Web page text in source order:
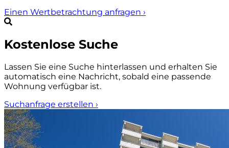
Einen Wertbetrachtung anfragen ›
Kostenlose Suche
Lassen Sie eine Suche hinterlassen und erhalten Sie
automatisch eine Nachricht, sobald eine passende
Wohnung verfügbar ist.
Suchanfrage erstellen ›